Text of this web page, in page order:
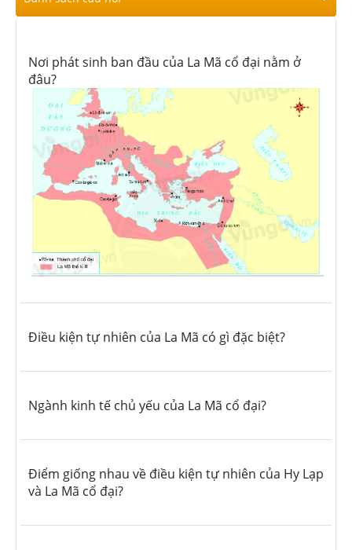
Nơi phát sinh ban đầu của La Mã cổ đại nằm ở
đâu?
Điều kiện tự nhiên của La Mã có gì đặc biệt?
Ngành kinh tế chủ yếu của La Mã cổ đại?
Điểm giống nhau về điều kiện tự nhiên của Hy Lạp
và La Mã cổ đại?